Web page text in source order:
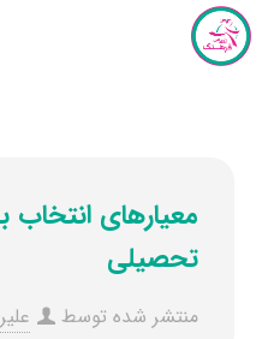
معیارهای انتخاب
تحصیلی
منتشر شده توسط